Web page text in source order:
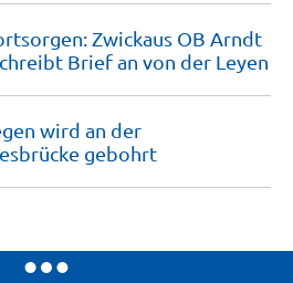
Zwickaus OB Arndt
Brief an von der Leyen
wird an der
gebohrt